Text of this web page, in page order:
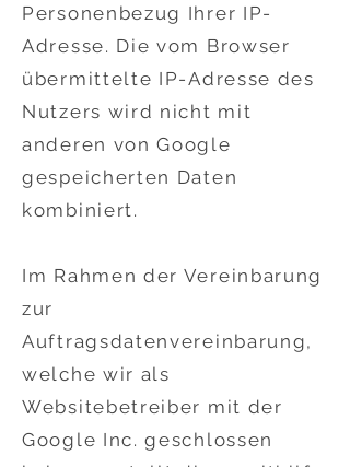
Personenbezug Ihrer IP-
Adresse. Die vom Browser
übermittelte IP-Adresse des
Nutzers wird nicht mit
anderen von Google
gespeicherten Daten
kombiniert.
Im Rahmen der Vereinbarung
zur
Auftragsdatenvereinbarung,
welche wir als
Websitebetreiber mit der
Google Inc. geschlossen